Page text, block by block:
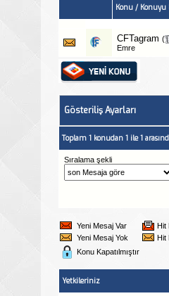
Konu / Konuyu
CFTagram (
Emre
Gösteriliş Ayarları
Toplam 1 konudan 1 ile 1
Sıralama şekli
Yeni Mesaj Var
Hit
Yeni Mesaj Yok
Hit
Konu Kapatılmıştır
Yetkileriniz